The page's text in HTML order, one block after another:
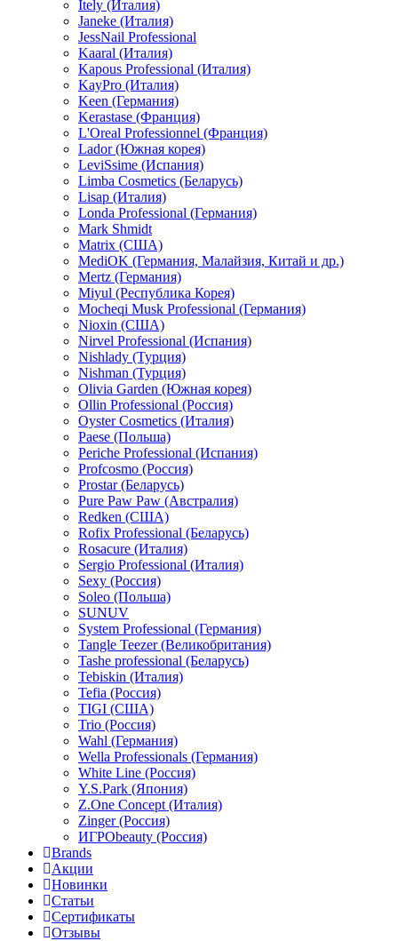
Itely (Италия)
Janeke (Италия)
JessNail Professional
Kaaral (Италия)
Kapous Professional (Италия)
KayPro (Италия)
Keen (Германия)
Kerastase (Франция)
L'Oreal Professionnel (Франция)
Lador (Южная корея)
LeviSsime (Испания)
Limba Cosmetics (Беларусь)
Lisap (Италия)
Londa Professional (Германия)
Mark Shmidt
Matrix (США)
MediOK (Германия, Малайзия, Китай и др.)
Mertz (Германия)
Miyul (Республика Корея)
Mocheqi Musk Professional (Германия)
Nioxin (США)
Nirvel Professional (Испания)
Nishlady (Турция)
Nishman (Турция)
Olivia Garden (Южная корея)
Ollin Professional (Россия)
Oyster Cosmetics (Италия)
Paese (Польша)
Periche Professional (Испания)
Profcosmo (Россия)
Prostar (Беларусь)
Pure Paw Paw (Австралия)
Redken (США)
Rofix Professional (Беларусь)
Rosacure (Италия)
Sergio Professional (Италия)
Sexy (Россия)
Soleo (Польша)
SUNUV
System Professional (Германия)
Tangle Teezer (Великобритания)
Tashe professional (Беларусь)
Tebiskin (Италия)
Tefia (Россия)
TIGI (США)
Trio (Россия)
Wahl (Германия)
Wella Professionals (Германия)
White Line (Россия)
Y.S.Park (Япония)
Z.One Concept (Италия)
Zinger (Россия)
ИГРОbeauty (Россия)
Brands
Акции
Новинки
Статьи
Сертификаты
Отзывы